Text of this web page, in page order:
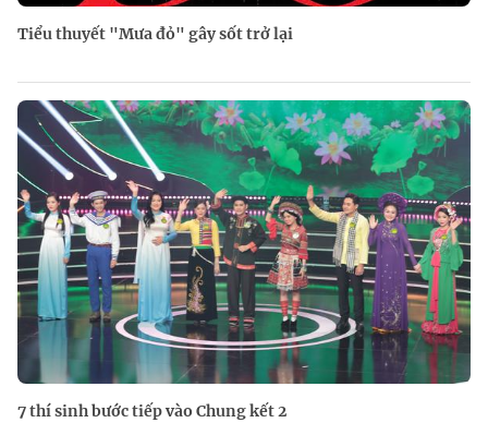
Tiểu thuyết "Mưa đỏ" gây sốt trở lại
7 thí sinh bước tiếp vào Chung kết 2